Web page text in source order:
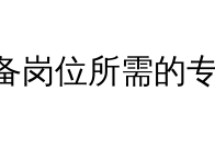
位所需的专